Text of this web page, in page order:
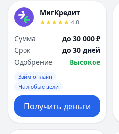
МигКредит
4.8
Сумма
до 30 000 ₽
Срок
до 30 дней
Одобрение
Высокое
Займ онлайн
На любые цели
Получить деньги